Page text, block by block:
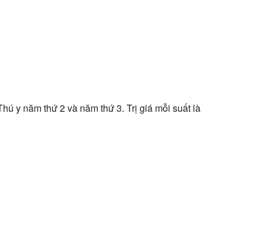
y năm thứ 2 và năm thứ 3. Trị giá mỗi suất là